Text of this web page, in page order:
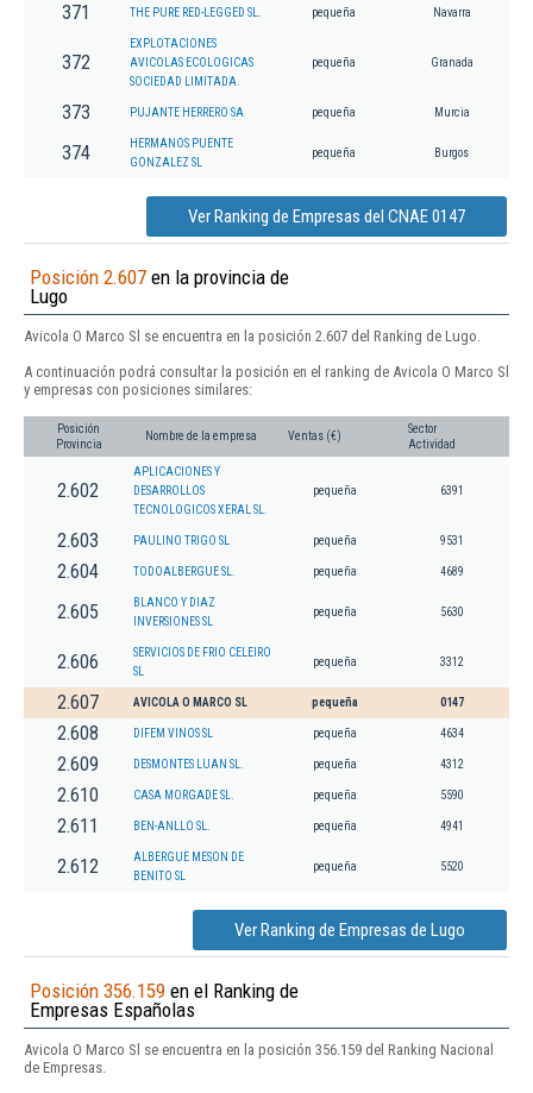
371 THE PURE RED-LEGGED SL. pequeña Navarra
372
EXPLOTACIONES
AVICOLAS ECOLOGICAS
SOCIEDAD LIMITADA.
pequeña Granada
373 PUJANTE HERRERO SA pequeña Murcia
374
HERMANOS PUENTE
GONZALEZ SL
pequeña Burgos
Ver Ranking de Empresas del CNAE 0147
Posición 2.607 en la provincia de
Lugo
Avicola O Marco Sl se encuentra en la posición 2.607 del Ranking de Lugo.
A continuación podrá consultar la posición en el ranking de Avicola O Marco Sl
y empresas con posiciones similares:
Posición
Provincia
Nombre de la empresa Ventas (€)
Sector
Actividad
2.602
APLICACIONES Y
DESARROLLOS
TECNOLOGICOS XERAL SL.
pequeña 6391
2.603 PAULINO TRIGO SL pequeña 9531
2.604 TODOALBERGUE SL. pequeña 4689
2.605
BLANCO Y DIAZ
INVERSIONES SL
pequeña 5630
2.606
SERVICIOS DE FRIO CELEIRO
SL
pequeña 3312
2.607 AVICOLA O MARCO SL pequeña 0147
2.608 DIFEM VINOS SL pequeña 4634
2.609 DESMONTES LUAN SL. pequeña 4312
2.610 CASA MORGADE SL. pequeña 5590
2.611 BEN-ANLLO SL. pequeña 4941
2.612
ALBERGUE MESON DE
BENITO SL
pequeña 5520
Ver Ranking de Empresas de Lugo
Posición 356.159 en el Ranking de
Empresas Españolas
Avicola O Marco Sl se encuentra en la posición 356.159 del Ranking Nacional
de Empresas.